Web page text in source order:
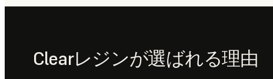
Clearレジンが選ばれる理由